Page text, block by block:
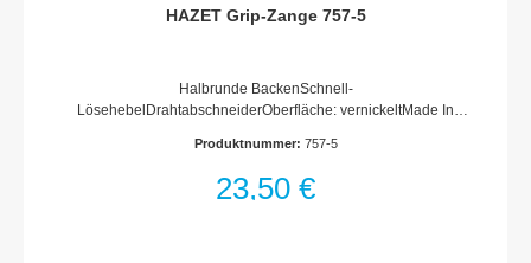
HAZET Grip-Zange 757-5
Halbrunde BackenSchnell-
LösehebelDrahtabschneiderOberfläche: vernickeltMade In
0.17 kgSpannbereich: 30 mm
Produktnummer: 757-5
23,50 €